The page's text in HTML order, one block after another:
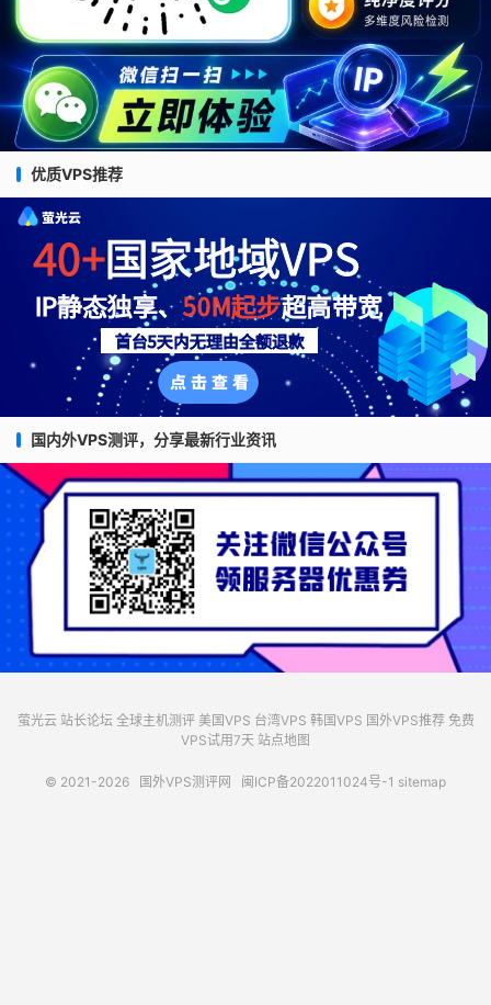
优质VPS推荐
国内外VPS测评，分享最新行业资讯
萤光云 站长论坛 全球主机测评 美国VPS 台湾VPS 韩国VPS 国外VPS推荐 免费
VPS试用7天 站点地图
© 2021-2026 国外VPS测评网 闽ICP备2022011024号-1 sitemap